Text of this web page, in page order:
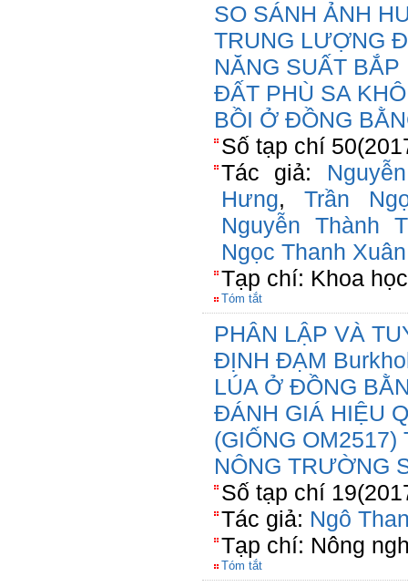
SO SÁNH ẢNH
TRUNG LƯỢNG
NĂNG SUẤT
ĐẤT PHÙ SA
BỒI Ở ĐỒNG
Số tạp chí
Tác giả:
Hưng,Trần
Nguyễn Thành
Ngọc Thanh Xuân
Tạp chí: Khoa
Tóm tắt
PHÂN LẬP VÀ
ĐỊNH ĐẠM
LÚA Ở ĐỒNG
ĐÁNH GIÁ HIỆU
(GIỐNG
NÔNG TRƯỜNG
Số tạp chí
Tác giả: Ngô
Tạp chí: Nông
Tóm tắt